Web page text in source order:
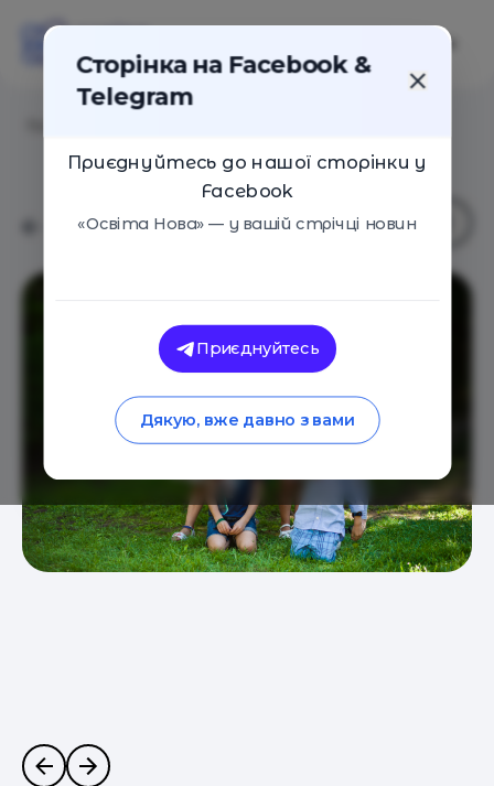
Сторінка на Facebook &
Telegram
Приєднуйтесь до нашої сторінки у
Facebook
«Освіта Нова» — у вашій стрічці новин
Приєднуйтесь
Дякую, вже давно з вами